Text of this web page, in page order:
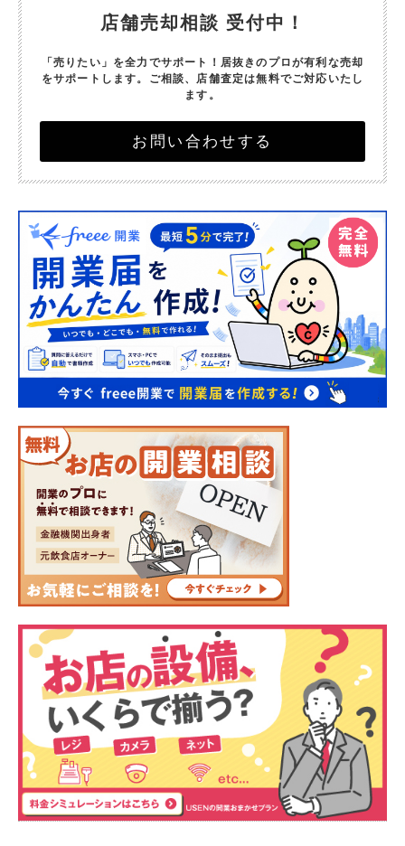
店舗売却相談 受付中！
「売りたい」を全力でサポート！ 居抜きのプロが有利な売却
をサポートします。 ご相談、店舗査定は無料でご対応いたし
ます。
お問い合わせする